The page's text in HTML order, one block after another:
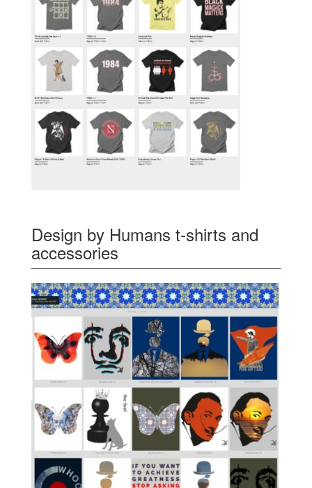
Design by Humans t-shirts and
accessories